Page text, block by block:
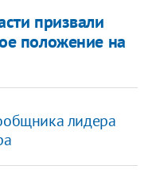
призвали
положение на
лидера